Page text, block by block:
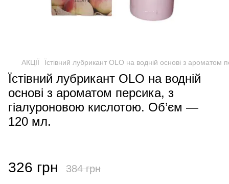
АКЦІЇ Їстівний лубрикант OLO на водній основі з
Їстівний лубрикант OLO на водній
основі з ароматом персика, з
гіалуроновою кислотою. Об’єм —
120 мл.
326 грн 384 грн